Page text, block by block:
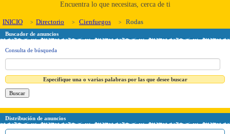
Encuentra lo que necesitas, cerca de ti
INICIO Directorio Cienfuegos Rodas
Buscador de anuncios
Consulta de búsqueda
Especifique una o varias palabras por las que desee buscar
Distribución de anuncios